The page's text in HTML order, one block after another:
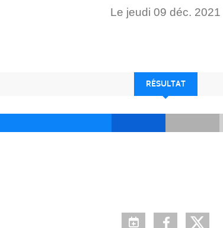
Le jeudi 09 déc. 2021
RÉSULTAT